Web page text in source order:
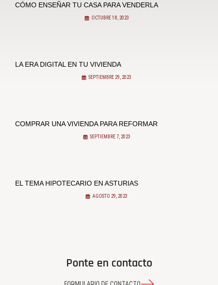
CÓMO ENSEÑAR TU CASA PARA VENDERLA
OCTUBRE 18, 2023
LA ERA DIGITAL EN TU VIVIENDA
SEPTIEMBRE 29, 2023
COMPRAR UNA VIVIENDA PARA REFORMAR
SEPTIEMBRE 7, 2023
EL TEMA HIPOTECARIO EN ASTURIAS
AGOSTO 29, 2023
Ponte en contacto